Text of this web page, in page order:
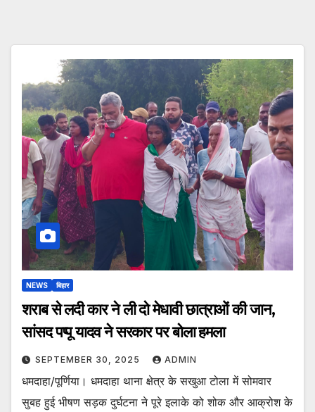
NEWS बिहार
शराब से लदी कार ने ली दो मेधावी छात्राओं की जान,
सांसद पप्पू यादव ने सरकार पर बोला हमला
SEPTEMBER 30, 2025 ADMIN
धमदाहा/पूर्णिया। धमदाहा थाना क्षेत्र के सखुआ टोला में सोमवार
सुबह हुई भीषण सड़क दुर्घटना ने पूरे इलाके को शोक और आक्रोश के